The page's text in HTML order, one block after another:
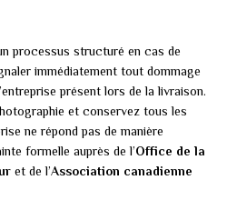
processus structuré en cas de
immédiatement tout dommage
présent lors de la livraison.
et conservez tous les
ne répond pas de manière
formelle auprès de l’Office de la
et de l’Association canadienne